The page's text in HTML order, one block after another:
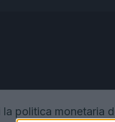
la politica monetaria